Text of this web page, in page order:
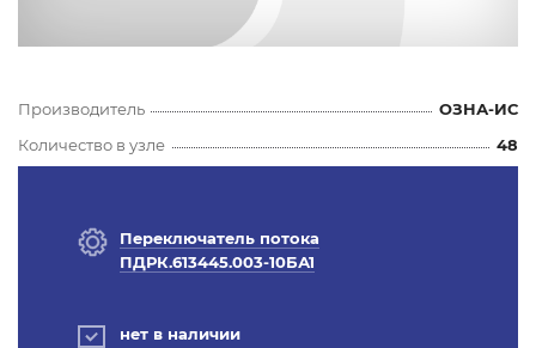
Производитель
ОЗНА-ИС
Количество в узле
48
Переключатель потока
ПДРК.613445.003-10БА1
нет в наличии